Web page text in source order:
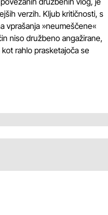
verzih. Kljub kritičnosti, s
vprašanja »neumeščene«
niso družbeno angažirane,
rahlo prasketajoča se